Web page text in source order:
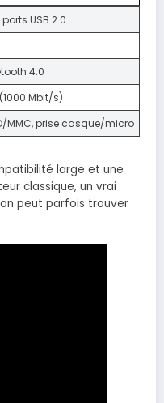
USB 2.0
4.0
Mbit/s)
MMC, prise casque/micro
large et une
classique, un vrai
peut parfois trouver